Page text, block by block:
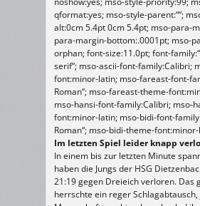
qformat:yes; mso-style-parent:““;
alt:0cm 5.4pt 0cm 5.4pt; mso-para-
para-margin-bottom:.0001pt; mso-
orphan; font-size:11.0pt; font-
serif“; mso-ascii-font-family:Calibri;
font:minor-latin; mso-fareast-font-
Roman“; mso-fareast-theme-
mso-hansi-font-family:Calibri; mso-
font:minor-latin; mso-bidi-font-
Roman“; mso-bidi-theme-
Im letzten Spiel leider knapp
In einem bis zur letzten Minute
haben die Jungs der HSG
21:19 gegen Dreieich verloren. Das
herrschte ein reger Schlagabtausch,